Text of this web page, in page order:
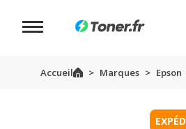
Accueil Marques Epson